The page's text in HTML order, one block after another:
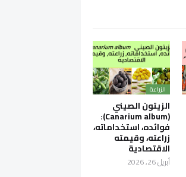
الزراعة
الزيتون الصيني
(Canarium album):
فوائده، استخداماته،
زراعته، وقيمته
الاقتصادية
أبريل 26, 2026